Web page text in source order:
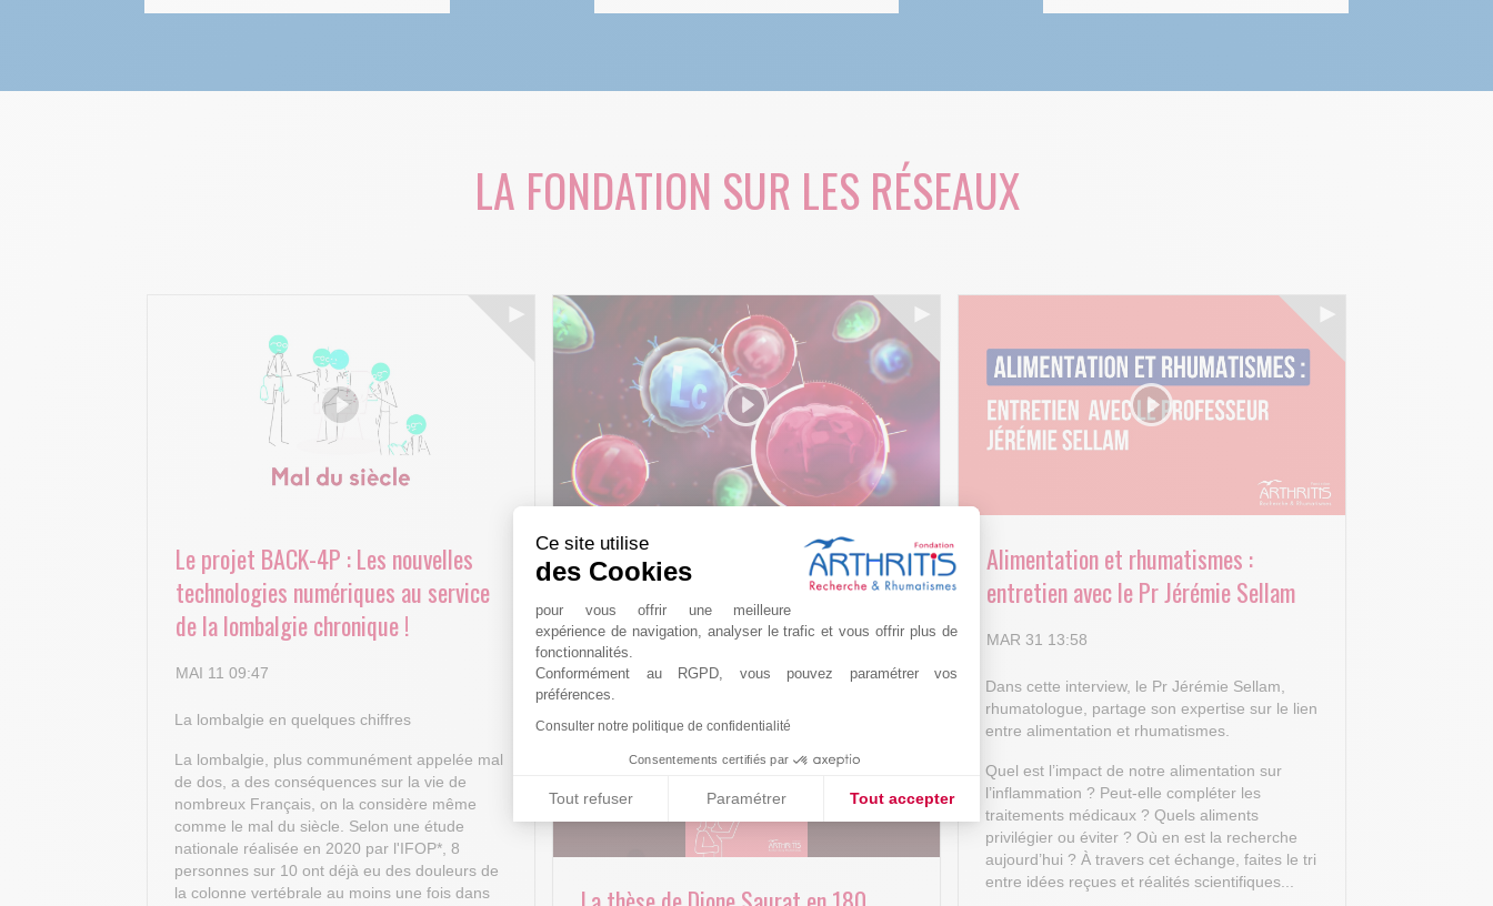
Ce site utilise
des Cookies
pour vous offrir une meilleure
expérience de navigation, analyser le trafic et vous offrir plus de
fonctionnalités.
Conformément au RGPD, vous pouvez paramétrer vos
préférences.
Consulter notre politique de confidentialité
Consentements certifiés par
Tout refuser Paramétrer Tout accepter
Plateforme de Gestion du Consentement : Personnalisez vos Options
Notre plateforme vous permet d'adapter et de gérer vos paramètres de confidentialité, en garantissant la conformité avec
LA FONDATION SUR LES RÉSEAUX
Le projet BACK-4P : Les nouvelles
technologies numériques au service
de la lombalgie chronique !
MAI 11 09:47
La lombalgie en quelques chiffres
La lombalgie, plus communément appelée mal
de dos, a des conséquences sur la vie de
nombreux Français, on la considère même
comme le mal du siècle. Selon une étude
nationale réalisée en 2020 par l'IFOP*, 8
personnes sur 10 ont déjà eu des douleurs de
la colonne vertébrale au moins une fois dans
Arthritis4Cure - Cure-RA
AVR 22 15:01
Alimentation et rhumatismes :
entretien avec le Pr Jérémie Sellam
MAR 31 13:58
Dans cette interview, le Pr Jérémie Sellam,
rhumatologue, partage son expertise sur le lien
entre alimentation et rhumatismes.
Quel est l’impact de notre alimentation sur
l’inflammation ? Peut-elle compléter les
traitements médicaux ? Quels aliments
privilégier ou éviter ? Où en est la recherche
aujourd’hui ? À travers cet échange, faites le tri
entre idées reçues et réalités scientifiques...